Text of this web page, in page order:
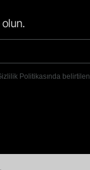
Politikasında belirtilen